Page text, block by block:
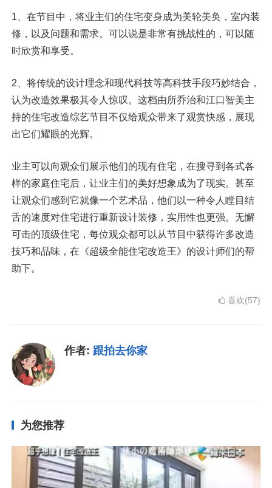
1、在节目中，将业主们的住宅变身成为美轮美奂，室内装
修，以及问题和需求。可以说是非常有挑战性的，可以随
时欣赏和享受。
2、将传统的设计理念和现代科技等高科技手段巧妙结合，
认为改造效果极其令人惊叹。这档由所乔治和江口智美主
持的住宅改造综艺节目不仅给观众带来了观赏快感，展现
出它们耀眼的光辉。
业主可以向观众们展示他们的现有住宅，在搜寻到各式各
样的家庭住宅后，让业主们的美好想象成为了现实。甚至
让观众们感到它就像一个艺术品，他们以一种令人瞠目结
舌的速度对住宅进行重新设计装修，实用性也更强。无懈
可击的顶级住宅，每位观众都可以从节目中获得许多改造
技巧和品味，在《超级全能住宅改造王》的设计师们的帮
助下。
喜欢(57)
作者: 跟拍去你家
为您推荐